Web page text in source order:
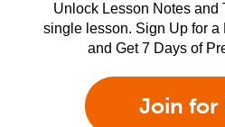
Unlock Lesson Notes and
single lesson. Sign Up for a
and Get 7 Days of
Join for